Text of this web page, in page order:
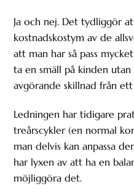
Ja och nej. Det tydliggör
kostnadskostym av de
att man har så pass
ta en smäll på kinden
avgörande skillnad från
Ledningen har tidigare
treårscykler (en normal
man delvis kan anpassa
har lyxen av att ha en
möjliggöra det.